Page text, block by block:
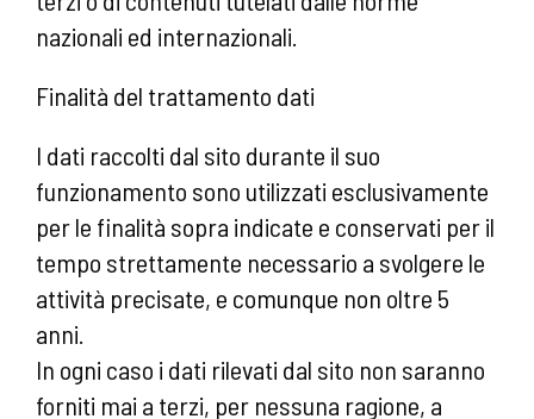
nazionali ed internazionali.
Finalità del trattamento dati
I dati raccolti dal sito durante il suo
funzionamento sono utilizzati esclusivamente
per le finalità sopra indicate e conservati per il
tempo strettamente necessario a svolgere le
attività precisate, e comunque non oltre 5
anni.
In ogni caso i dati rilevati dal sito non saranno
forniti mai a terzi, per nessuna ragione, a